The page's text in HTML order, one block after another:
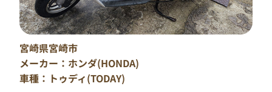
宮崎県宮崎市
メーカー：ホンダ(HONDA)
車種：トゥディ(TODAY)